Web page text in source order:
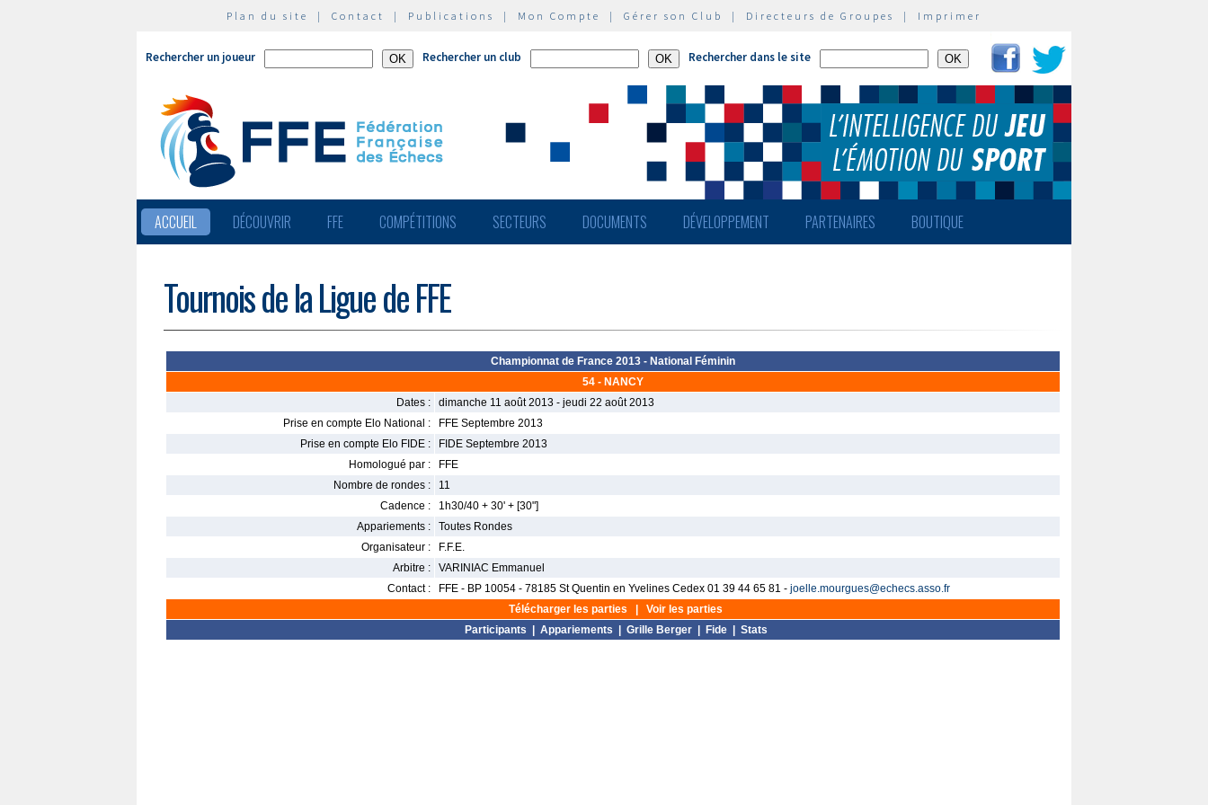
Plan du site | Contact | Publications | Mon Compte | Gérer son Club | Directeurs de Groupes | Imprimer
Rechercher un joueur Rechercher un club Rechercher dans le site
ACCUEIL DÉCOUVRIR FFE COMPÉTITIONS SECTEURS DOCUMENTS DÉVELOPPEMENT PARTENAIRES BOUTIQUE
Tournois de la Ligue de FFE
Championnat de France 2013 - National Féminin
54 - NANCY
Dates :
dimanche 11 août 2013 - jeudi 22 août 2013
Prise en compte Elo National :
FFE Septembre 2013
Prise en compte Elo FIDE :
FIDE Septembre 2013
Homologué par :
FFE
Nombre de rondes :
11
Cadence :
1h30/40 + 30' + [30"]
Appariements :
Toutes Rondes
Organisateur :
F.F.E.
Arbitre :
VARINIAC Emmanuel
Contact :
FFE - BP 10054 - 78185 St Quentin en Yvelines Cedex 01 39 44 65 81 - joelle.mourgues@echecs.asso.fr
Télécharger les parties
Voir les parties
Participants
Appariements Grille Berger| Fide| Stats